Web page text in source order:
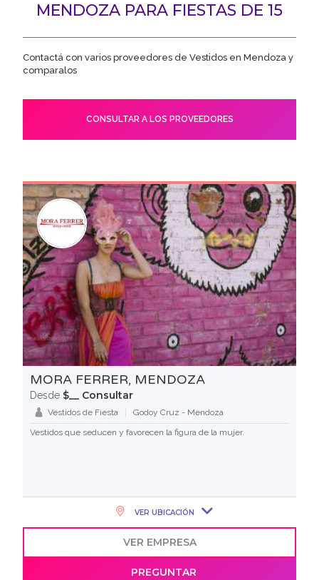
MENDOZA PARA FIESTAS DE 15
Contactá con varios proveedores de Vestidos en Mendoza y
comparalos
CONSULTAR A LOS PROVEEDORES
MORA FERRER, MENDOZA
Desde $__ Consultar
Vestidos de Fiesta
Godoy Cruz - Mendoza
Vestidos que seducen y favorecen la figura de la mujer.
VER UBICACIÓN
VER EMPRESA
PREGUNTAR